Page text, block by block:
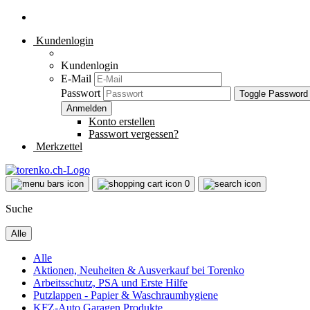
Kundenlogin
Kundenlogin
E-Mail
Passwort
Toggle
Konto erstellen
Passwort vergessen?
Merkzettel
0
Suche
Alle
Alle
Aktionen, Neuheiten & Ausverkauf bei Torenko
Arbeitsschutz, PSA und Erste Hilfe
Putzlappen - Papier & Waschraumhygiene
KFZ-Auto Garagen Produkte